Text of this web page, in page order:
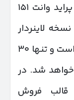
سایپا در مهرماه ۱۴۰۴ دو مدل از پراید وانت ۱۵۱
لاینردار
در دسترس است و تنها ۳۰
شد. در
قالب فروش